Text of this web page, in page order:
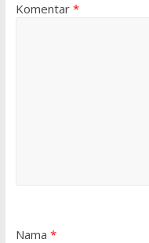
Komentar *
Nama *